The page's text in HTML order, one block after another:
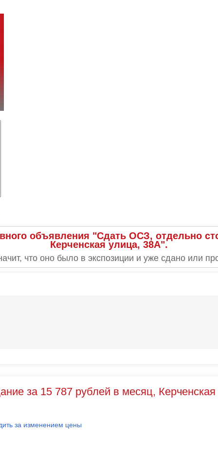
объявления "Сдать ОСЗ, отдельно
Керченская улица, 38А".
что оно было в экспозиции и уже сдано или
за 15 787 рублей в месяц, Керченская
за изменением цены